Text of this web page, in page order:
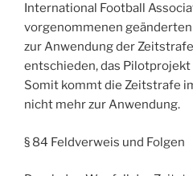
International Football
vorgenommenen
zur Anwendung der
entschieden, das
Somit kommt die Zeitstrafe
nicht mehr zur Anwendung.
§ 84 Feldverweis und Folgen